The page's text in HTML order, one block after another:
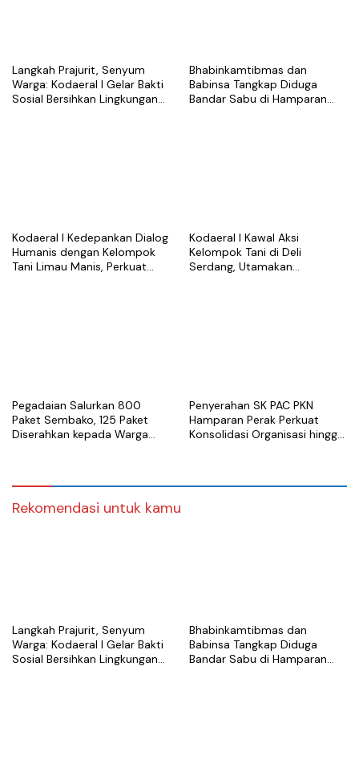
Langkah Prajurit, Senyum
Warga: Kodaeral I Gelar Bakti
Sosial Bersihkan Lingkungan
Bhabinkamtibmas dan
Babinsa Tangkap Diduga
Bandar Sabu di Hamparan
Kodaeral I Kedepankan Dialog
Humanis dengan Kelompok
Tani Limau Manis, Perkuat
Kodaeral I Kawal Aksi
Kelompok Tani di Deli
Serdang, Utamakan
Pegadaian Salurkan 800
Paket Sembako, 125 Paket
Diserahkan kepada Warga
Penyerahan SK PAC PKN
Hamparan Perak Perkuat
Konsolidasi Organisasi hingga
Rekomendasi untuk kamu
Langkah Prajurit, Senyum
Warga: Kodaeral I Gelar Bakti
Sosial Bersihkan Lingkungan
Bhabinkamtibmas dan
Babinsa Tangkap Diduga
Bandar Sabu di Hamparan